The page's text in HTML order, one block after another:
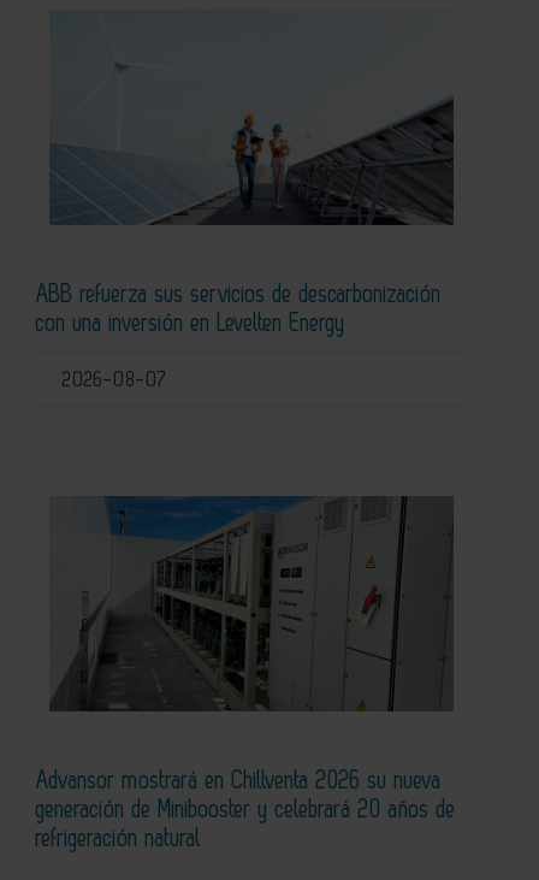
ABB refuerza sus servicios de descarbonización
con una inversión en Levelten Energy
2026-08-07
Advansor mostrará en Chillventa 2026 su nueva
generación de Minibooster y celebrará 20 años de
refrigeración natural